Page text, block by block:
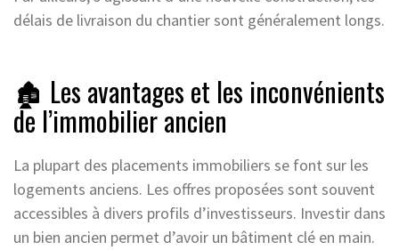
délais de livraison du chantier sont généralement longs.
🏚️ Les avantages et les inconvénients
de l’immobilier ancien
La plupart des placements immobiliers se font sur les
logements anciens. Les offres proposées sont souvent
accessibles à divers profils d’investisseurs. Investir dans
un bien ancien permet d’avoir un bâtiment clé en main.